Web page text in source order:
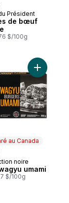
Canada
Président
de bœuf
$/100g
élevé sans
au Canada
Canada
noire
umami
$/100g
Ajouter